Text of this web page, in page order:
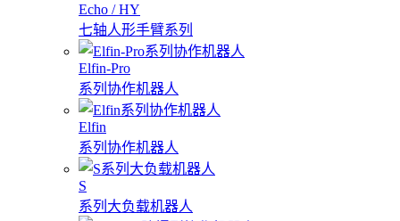
Echo / HY
七轴人形手臂系列
Elfin-Pro
系列协作机器人
Elfin
系列协作机器人
S
系列大负载机器人